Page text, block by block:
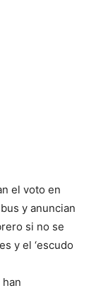
el voto en
y anuncian
si no se
y el ‘escudo